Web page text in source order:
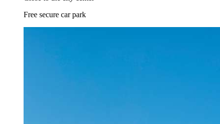
Free secure car park